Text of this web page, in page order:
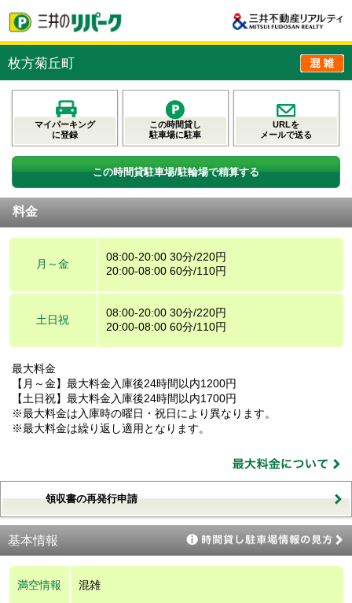
枚方菊丘町
マイパーキング
に登録
この時間貸し
駐車場に駐車
URLを
メールで送る
この時間貸駐車場/駐輪場で精算する
料金
月～金
08:00-20:00 30分/220円
20:00-08:00 60分/110円
土日祝
08:00-20:00 30分/220円
20:00-08:00 60分/110円
最大料金
【月～金】最大料金入庫後24時間以内1200円
【土日祝】最大料金入庫後24時間以内1700円
※最大料金は入庫時の曜日・祝日により異なります。
※最大料金は繰り返し適用となります。
領収書の再発行申請
基本情報
満空情報 混雑